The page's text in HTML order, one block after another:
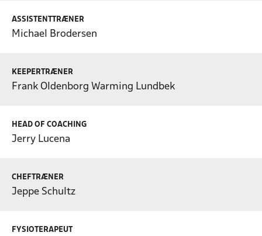
ASSISTENTTRÆNER
Michael Brodersen
KEEPERTRÆNER
Frank Oldenborg Warming Lundbek
HEAD OF COACHING
Jerry Lucena
CHEFTRÆNER
Jeppe Schultz
FYSIOTERAPEUT